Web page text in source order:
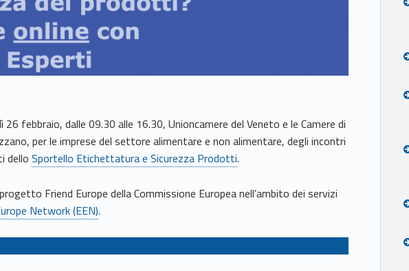
26 febbraio, dalle 09.30 alle 16.30, Unioncamere del Veneto e le Camere di
per le imprese del settore alimentare e non alimentare, degli incontri
delloSportello Etichettatura e Sicurezza Prodotti.
Friend Europe della Commissione Europea nell’ambito dei servizi
Network (EEN).